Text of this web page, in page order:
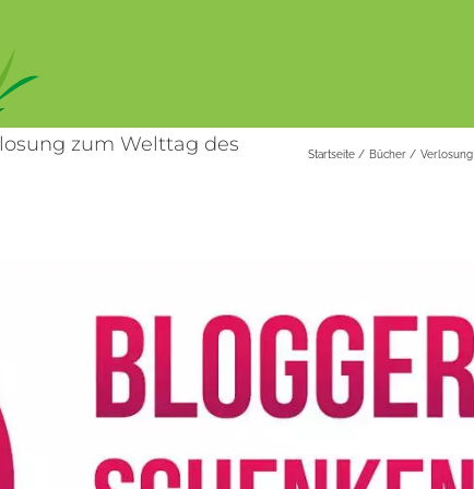
zum Welttag des
Startseite Bücher Verlosung